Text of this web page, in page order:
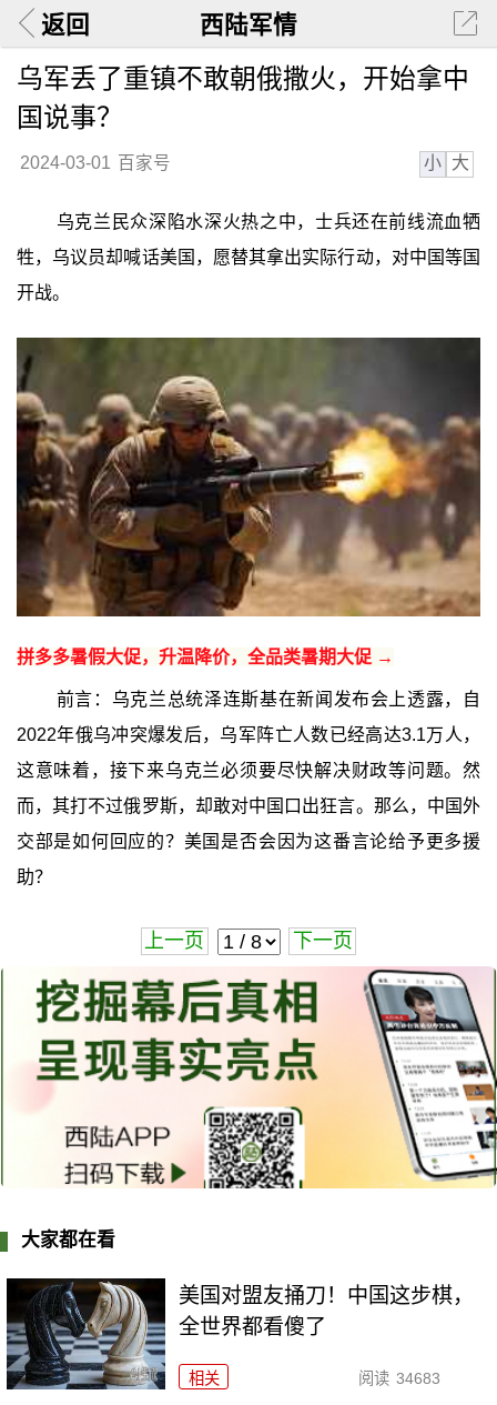
返回 西陆军情
乌军丢了重镇不敢朝俄撒火，开始拿中
国说事？
2024-03-01 百家号 小 大
乌克兰民众深陷水深火热之中，士兵还在前线流血牺
牲，乌议员却喊话美国，愿替其拿出实际行动，对中国等国
开战。
拼多多暑假大促，升温降价，全品类暑期大促 →
前言：乌克兰总统泽连斯基在新闻发布会上透露，自
2022年俄乌冲突爆发后，乌军阵亡人数已经高达3.1万人，
这意味着，接下来乌克兰必须要尽快解决财政等问题。然
而，其打不过俄罗斯，却敢对中国口出狂言。那么，中国外
交部是如何回应的？美国是否会因为这番言论给予更多援
助？
上一页 下一页
大家都在看
美国对盟友捅刀！中国这步棋，
全世界都看傻了
相关 阅读 34683